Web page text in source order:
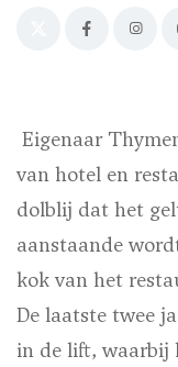
Eigenaar
van hotel en
dolblij dat het
aanstaande
kok van het
De laatste twee
in de lift, waarbij